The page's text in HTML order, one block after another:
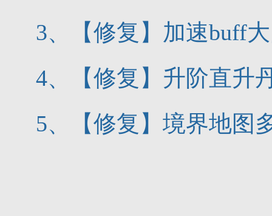
3、【修复】加速buff
4、【修复】升阶直升
5、【修复】境界地图